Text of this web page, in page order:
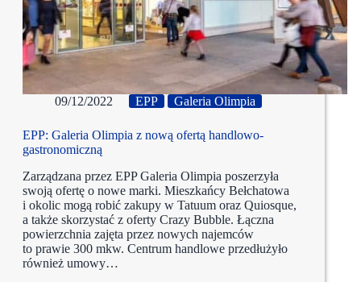
09/12/2022 EPP Galeria Olimpia
EPP: Galeria Olimpia z nową ofertą handlowo-
gastronomiczną
Zarządzana przez EPP Galeria Olimpia poszerzyła
swoją ofertę o nowe marki. Mieszkańcy Bełchatowa
i okolic mogą robić zakupy w Tatuum oraz Quiosque,
a także skorzystać z oferty Crazy Bubble. Łączna
powierzchnia zajęta przez nowych najemców
to prawie 300 mkw. Centrum handlowe przedłużyło
również umowy…